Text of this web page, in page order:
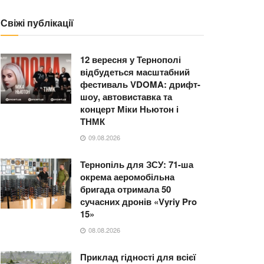
Свіжі публікації
12 вересня у Тернополі
відбудеться масштабний
фестиваль VDOMA: дрифт-
шоу, автовиставка та
концерт Міки Ньютон і
ТНМК
09.08.2026
Тернопіль для ЗСУ: 71-ша
окрема аеромобільна
бригада отримала 50
сучасних дронів «Vyriy Pro
15»
08.08.2026
Приклад гідності для всієї